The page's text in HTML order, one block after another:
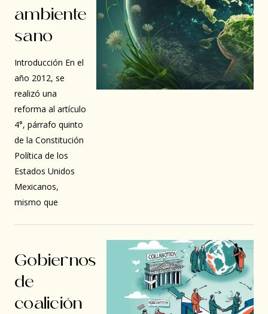
ambiente
sano
Introducción En el
año 2012, se
realizó una
reforma al artículo
4°, párrafo quinto
de la Constitución
Política de los
Estados Unidos
Mexicanos,
mismo que
Gobiernos
de
coalición